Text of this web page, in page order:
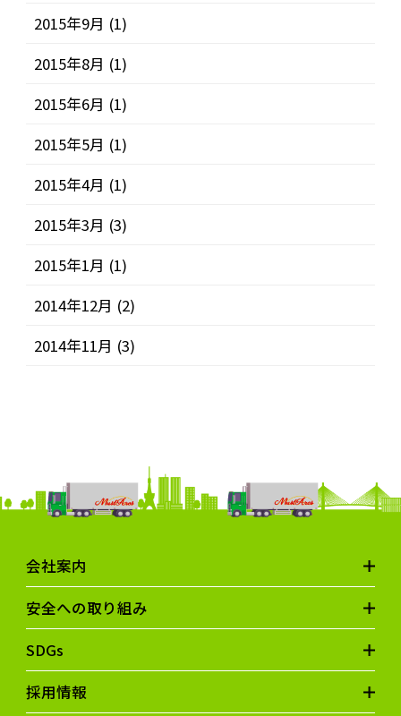
2015年9月 (1)
2015年8月 (1)
2015年6月 (1)
2015年5月 (1)
2015年4月 (1)
2015年3月 (3)
2015年1月 (1)
2014年12月 (2)
2014年11月 (3)
会社案内
安全への取り組み
SDGs
採用情報